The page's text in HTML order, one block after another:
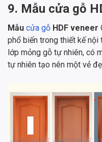
9. Mẫu cửa gỗ
Mẫu cửa gỗ HDF veneer
phổ biến trong thiết kế
lớp mỏng gỗ tự nhiên, có
tự nhiên tạo nên một vẻ